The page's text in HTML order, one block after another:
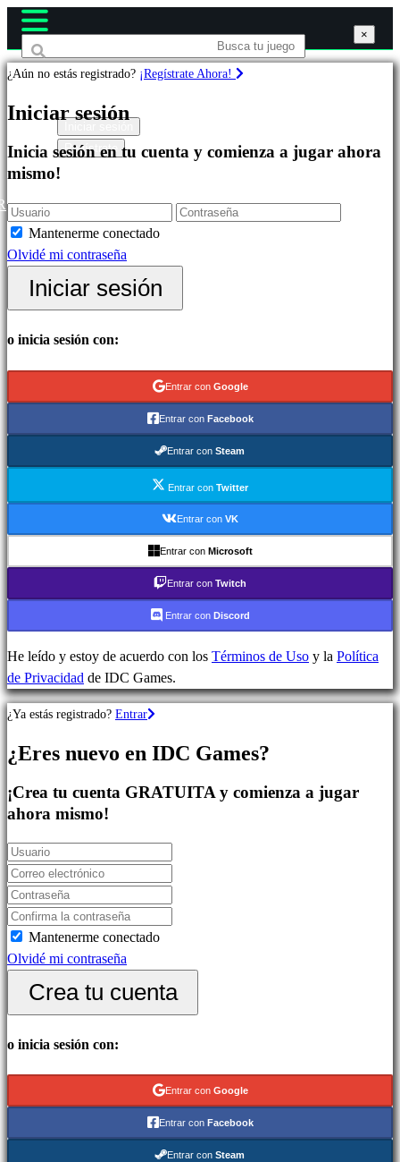
Juegos
Destacados
Novedades
Free
to
Play
Categorías
Juegos
Juegos
Juegos
Juegos
RPG
deportes
Shooters
Juegos
de
casual
Juegos
de
Juegos
de
puzles
Juegos
de
Demos
Comunidad
Regístrate
×
¿Aún no estás registrado? ¡Regístrate Ahora!
Iniciar sesión
Inicia sesión en tu cuenta y comienza a jugar ahora
mismo!
Mantenerme conectado
Olvidé mi contraseña
Iniciar sesión
o inicia sesión con:
Entrar con Google
Entrar con Facebook
Entrar con Steam
Entrar con Twitter
Entrar con VK
Entrar con Microsoft
Entrar con Twitch
Entrar con Discord
He leído y estoy de acuerdo con los Términos de Uso y la Política
de Privacidad de IDC Games.
×
¿Ya estás registrado? Entrar
¿Eres nuevo en IDC Games?
¡Crea tu cuenta GRATUITA y comienza a jugar
ahora mismo!
Mantenerme conectado
Olvidé mi contraseña
Crea tu cuenta
o inicia sesión con:
Entrar con Google
Entrar con Facebook
Entrar con Steam
×